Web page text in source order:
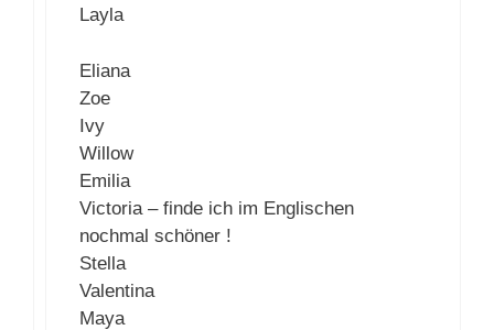
Layla
Eliana
Zoe
Ivy
Willow
Emilia
Victoria – finde ich im Englischen
nochmal schöner !
Stella
Valentina
Maya